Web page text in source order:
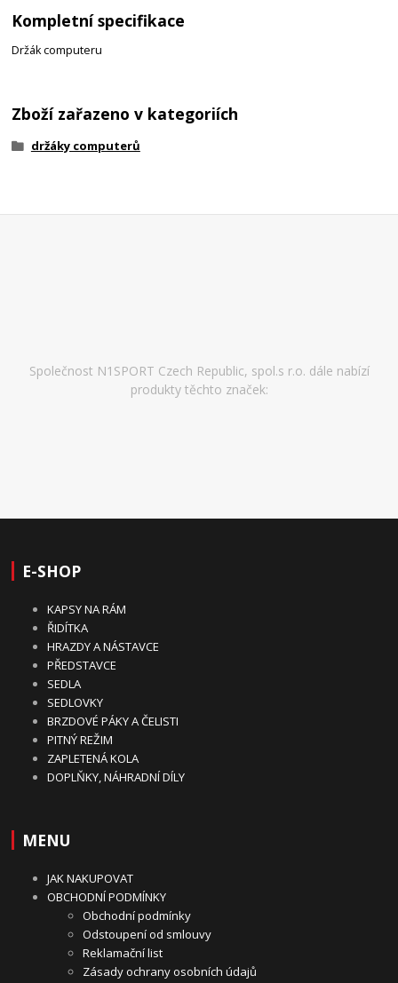
Kompletní specifikace
Držák computeru
Zboží zařazeno v kategoriích
držáky computerů
Společnost N1SPORT Czech Republic, spol.s r.o. dále nabízí
produkty těchto značek:
E-SHOP
KAPSY NA RÁM
ŘIDÍTKA
HRAZDY A NÁSTAVCE
PŘEDSTAVCE
SEDLA
SEDLOVKY
BRZDOVÉ PÁKY A ČELISTI
PITNÝ REŽIM
ZAPLETENÁ KOLA
DOPLŇKY, NÁHRADNÍ DÍLY
MENU
JAK NAKUPOVAT
OBCHODNÍ PODMÍNKY
Obchodní podmínky
Odstoupení od smlouvy
Reklamační list
Zásady ochrany osobních údajů